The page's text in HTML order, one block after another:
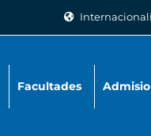
Facultades